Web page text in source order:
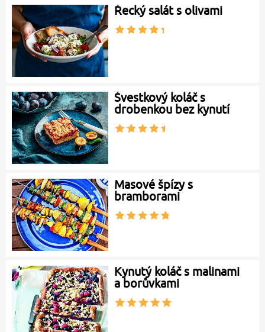
Řecký salát s olivami
Švestkový koláč s
drobenkou bez kynutí
Masové špízy s
bramborami
Kynutý koláč s malinami
a borůvkami